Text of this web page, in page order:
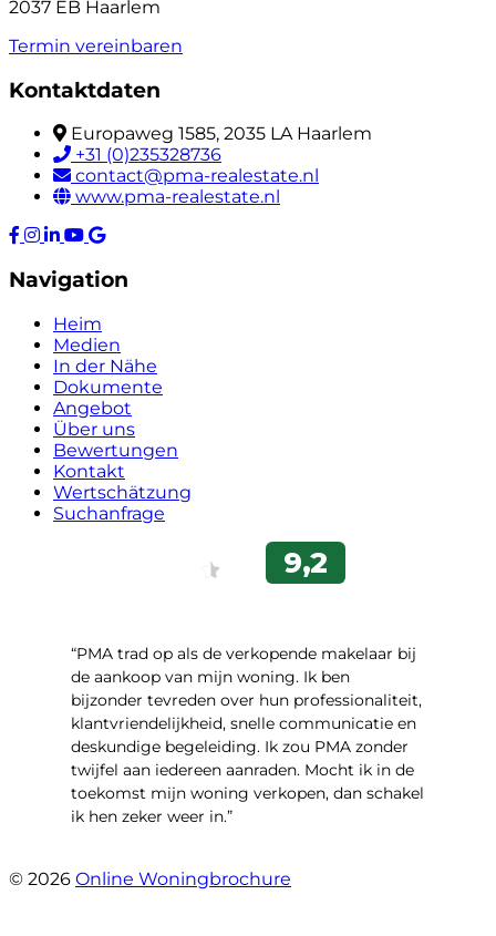
2037 EB Haarlem
Termin vereinbaren
Kontaktdaten
Europaweg 1585, 2035 LA Haarlem
+31 (0)235328736
contact@pma-realestate.nl
www.pma-realestate.nl
Navigation
Heim
Medien
In der Nähe
Dokumente
Angebot
Über uns
Bewertungen
Kontakt
Wertschätzung
Suchanfrage
“PMA trad op als de verkopende makelaar bij
de aankoop van mijn woning. Ik ben
bijzonder tevreden over hun professionaliteit,
klantvriendelijkheid, snelle communicatie en
deskundige begeleiding. Ik zou PMA zonder
twijfel aan iedereen aanraden. Mocht ik in de
toekomst mijn woning verkopen, dan schakel
ik hen zeker weer in.”
© 2026 Online Woningbrochure